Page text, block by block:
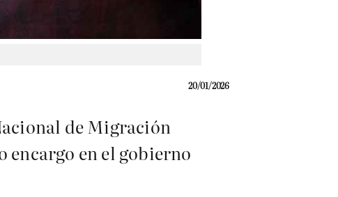
20/01/2026
de Migración
encargo en el gobierno